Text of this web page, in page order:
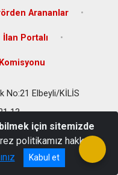
Arananlar
İlan Portalı
No:21 Elbeyli/KİLİS
13
için sitemizde
politikamız hakkında
Kabul et